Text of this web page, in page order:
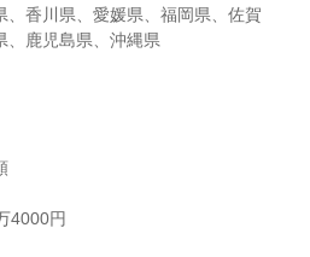
、香川県、愛媛県、福岡県、佐賀
、鹿児島県、沖縄県
4000円